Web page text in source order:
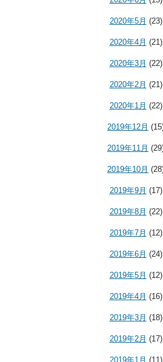
2020年5月 (23)
2020年4月 (21)
2020年3月 (22)
2020年2月 (21)
2020年1月 (22)
2019年12月
2019年11月
2019年10月
2019年9月 (17)
2019年8月 (22)
2019年7月 (12)
2019年6月 (24)
2019年5月 (12)
2019年4月 (16)
2019年3月 (18)
2019年2月 (17)
2019年1月 (11)